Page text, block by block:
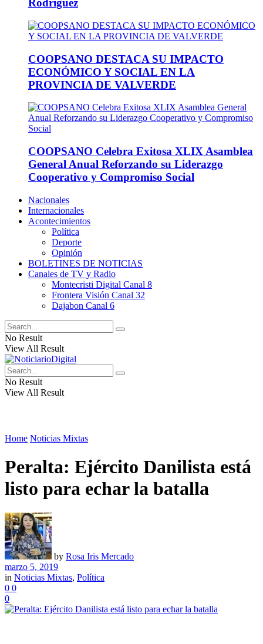
Rodríguez
COOPSANO DESTACA SU IMPACTO
ECONÓMICO Y SOCIAL EN LA
PROVINCIA DE VALVERDE
COOPSANO Celebra Exitosa XLIX Asamblea
General Anual Reforzando su Liderazgo
Cooperativo y Compromiso Social
Nacionales
Internacionales
Acontecimientos
Política
Deporte
Opinión
BOLETINES DE NOTICIAS
Canales de TV y Radio
Montecristi Digital Canal 8
Frontera Visión Canal 32
Dajabon Canal 6
No Result
View All Result
No Result
View All Result
Home Noticias Mixtas
Peralta: Ejército Danilista está
listo para echar la batalla
by Rosa Iris Mercado
marzo 5, 2019
in Noticias Mixtas, Política
0 0
0